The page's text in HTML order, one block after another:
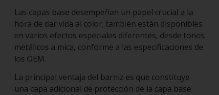
Las capas base desempeñan un papel crucial a la
hora de dar vida al color; también están disponibles
en varios efectos especiales diferentes, desde tonos
metálicos a mica, conforme a las especificaciones de
los OEM.
La principal ventaja del barniz es que constituye
una capa adicional de protección de la capa base